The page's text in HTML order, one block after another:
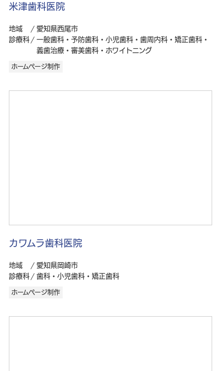
米津歯科医院
地域
愛知県西尾市
診療科
一般歯科・予防歯科・小児歯科・歯周内科・矯正歯科・
義歯治療・審美歯科・ホワイトニング
ホームページ制作
カワムラ歯科医院
地域
愛知県岡崎市
診療科
歯科・小児歯科・矯正歯科
ホームページ制作